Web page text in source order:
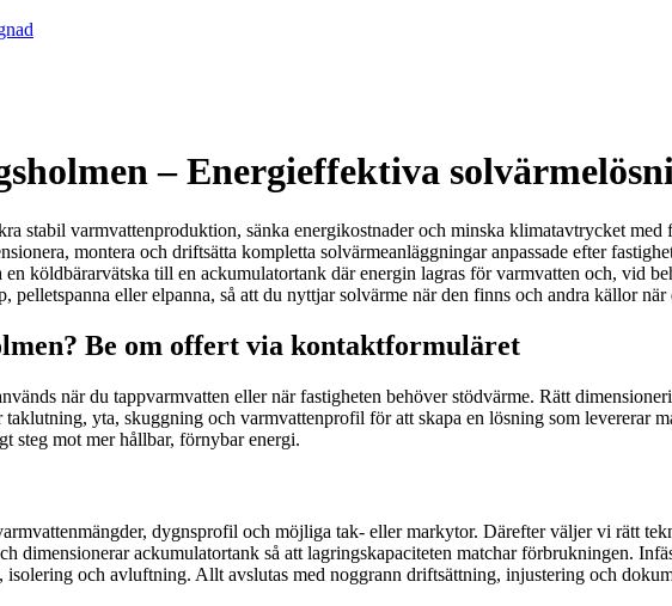
– Energieffektiva
stabil varmvattenproduktion, sänka energikostnader och minska klimatavtrycket
montera och driftsätta kompletta solvärmeanläggningar anpassade efter
köldbärarvätska till en ackumulatortank där energin lagras för varmvatten och, vid
eller elpanna, så att du nyttjar solvärme när den finns och andra källor
Be om offert via kontaktformuläret
när du tappvarmvatten eller när fastigheten behöver stödvärme. Rätt
yta, skuggning och varmvattenprofil för att skapa en lösning som levererar
steg mot mer hållbar, förnybar energi.
dygnsprofil och möjliga tak- eller markytor. Därefter väljer vi rätt
dimensionerar ackumulatortank så att lagringskapaciteten matchar förbrukningen.
och avluftning. Allt avslutas med noggrann driftsättning, injustering och